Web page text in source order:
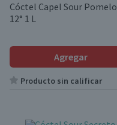
Cóctel Capel Sour Pomelo
12° 1 L
Agregar
Producto sin calificar